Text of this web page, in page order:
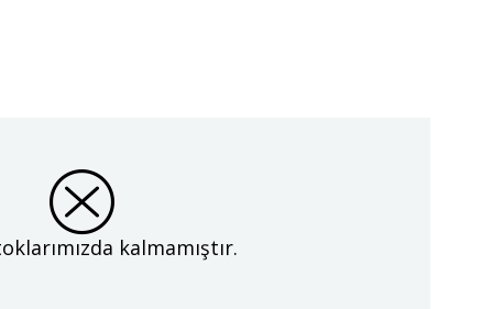
kalmamıştır.